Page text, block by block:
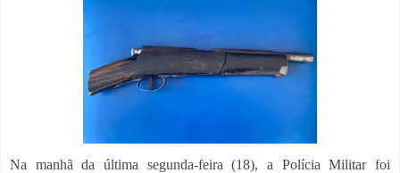
Na manhã da última segunda-feira (18), a Polícia Militar foi